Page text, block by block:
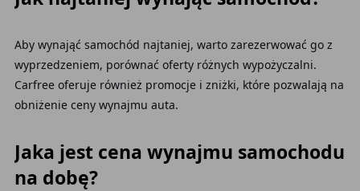
Aby wynająć samochód najtaniej, warto zarezerwować go z
wyprzedzeniem, porównać oferty różnych wypożyczalni.
Carfree oferuje również promocje i zniżki, które pozwalają na
obniżenie ceny wynajmu auta.
Jaka jest cena wynajmu samochodu
na dobę?